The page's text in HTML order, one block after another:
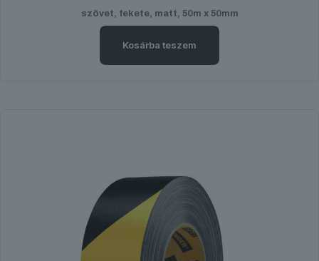
szövet, fekete, matt, 50m x 50mm
Kosárba teszem